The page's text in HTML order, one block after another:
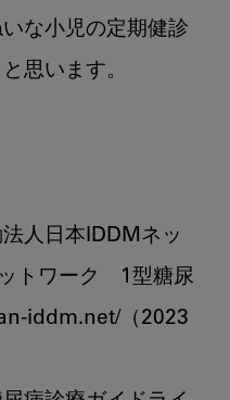
な小児の定期健診
思います。
人日本IDDMネッ
トワーク　1型糖尿
iddm.net/（2023